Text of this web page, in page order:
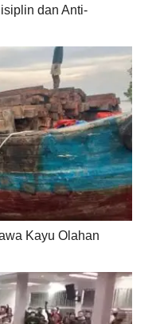
dan Anti-
Kayu Olahan